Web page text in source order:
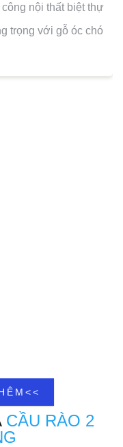
nội thất biệt thự
trọng với gỗ óc chó
CẦU RÀO 2